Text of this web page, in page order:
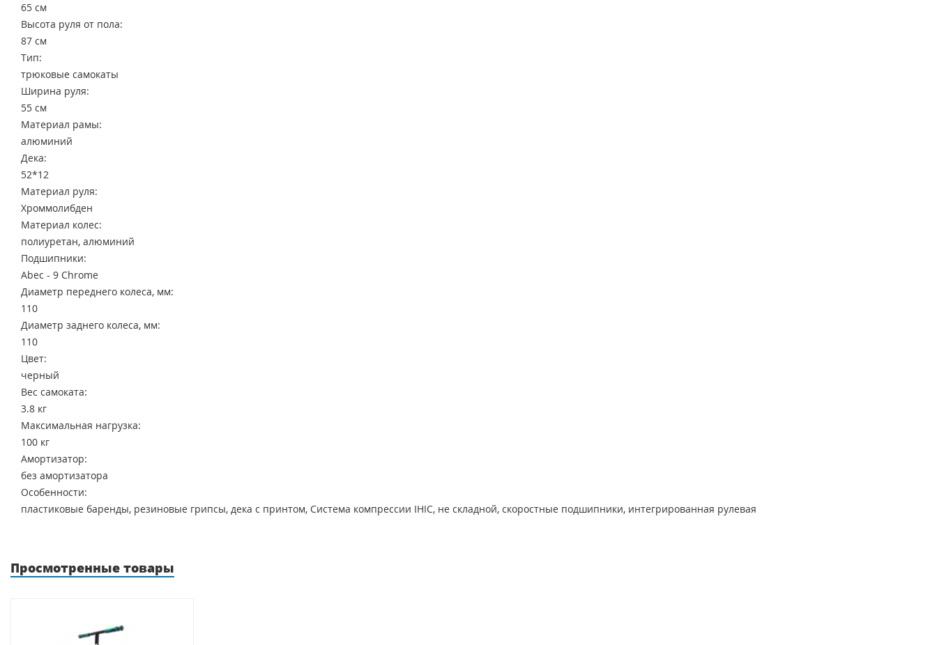
65 см
Высота руля от пола:
87 см
Тип:
трюковые самокаты
Ширина руля:
55 см
Материал рамы:
алюминий
Дека:
52*12
Материал руля:
Хроммолибден
Материал колес:
полиуретан, алюминий
Подшипники:
Аbec - 9 Chrome
Диаметр переднего колеса, мм:
110
Диаметр заднего колеса, мм:
110
Цвет:
черный
Вес самоката:
3.8 кг
Максимальная нагрузка:
100 кг
Амортизатор:
без амортизатора
Особенности:
пластиковые баренды, резиновые грипсы, дека с принтом, Система компрессии IHIC, не складной, скоростные подшипники, интегрированная рулевая
Просмотренные товары